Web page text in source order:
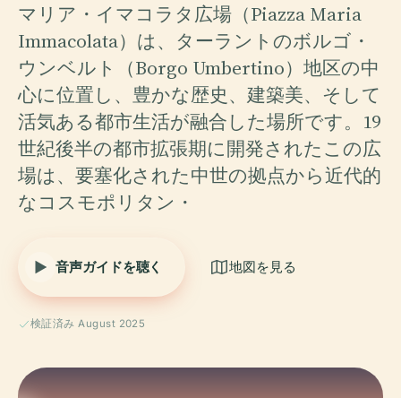
マリア・イマコラタ広場（Piazza Maria
Immacolata）は、ターラントのボルゴ・
ウンベルト（Borgo Umbertino）地区の中
心に位置し、豊かな歴史、建築美、そして
活気ある都市生活が融合した場所です。19
世紀後半の都市拡張期に開発されたこの広
場は、要塞化された中世の拠点から近代的
なコスモポリタン・
音声ガイドを聴く 地図を見る
検証済み August 2025